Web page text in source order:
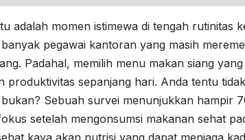
adalah momen istimewa di tengah rutinitas
pegawai kantoran yang masih
Padahal, memilih menu makan siang
produktivitas sepanjang hari. Anda tentu
Sebuah survei menunjukkan hampir
setelah mengonsumsi makanan sehat